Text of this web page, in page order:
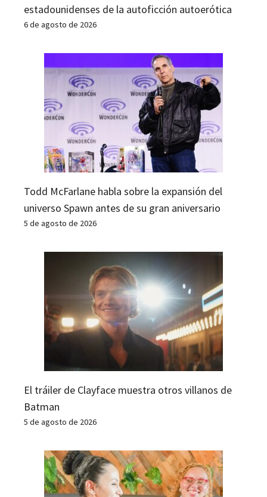
estadounidenses de la autoficción autoerótica
6 de agosto de 2026
Todd McFarlane habla sobre la expansión del
universo Spawn antes de su gran aniversario
5 de agosto de 2026
El tráiler de Clayface muestra otros villanos de
Batman
5 de agosto de 2026